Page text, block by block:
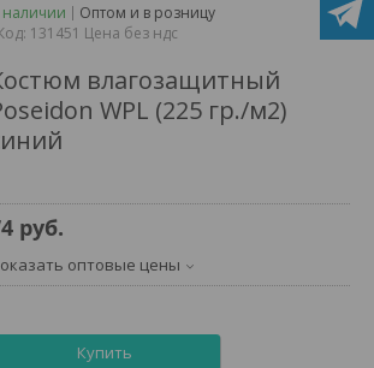
наличии
Оптом и в розницу
131451 Цена без ндс
влагозащитный
WPL (225 гр./м2)
руб.
оптовые цены
Купить